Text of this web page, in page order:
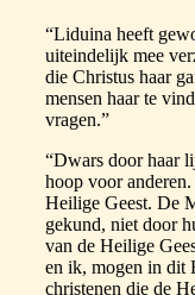
“Liduina heeft
uiteindelijk mee
die Christus haar
mensen haar te
vragen.”
“Dwars door haar
hoop voor
Heilige Geest. De
gekund, niet door
van de Heilige
en ik, mogen in dit
christenen die de